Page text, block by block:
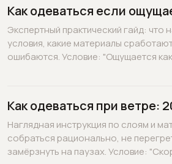
Как одеваться если
Экспертный практический гайд: что
условия, какие материалы
ошибаются. Условие: "Ощущается как
Как одеваться при ветре:
Наглядная инструкция по слоям и
собраться рационально, не
замёрзнуть на паузах. Условие: